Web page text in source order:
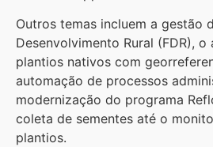
Outros temas incluem a gestão
Desenvolvimento Rural (FDR),
plantios nativos com
automação de processos
modernização do programa
coleta de sementes até o
plantios.